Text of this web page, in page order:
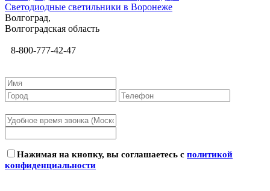
Светодиодные светильники в Воронеже
Волгоград,
Волгоградская область
8-800-777-42-47
Нажимая на кнопку, вы соглашаетесь с политикой
конфиденциальности